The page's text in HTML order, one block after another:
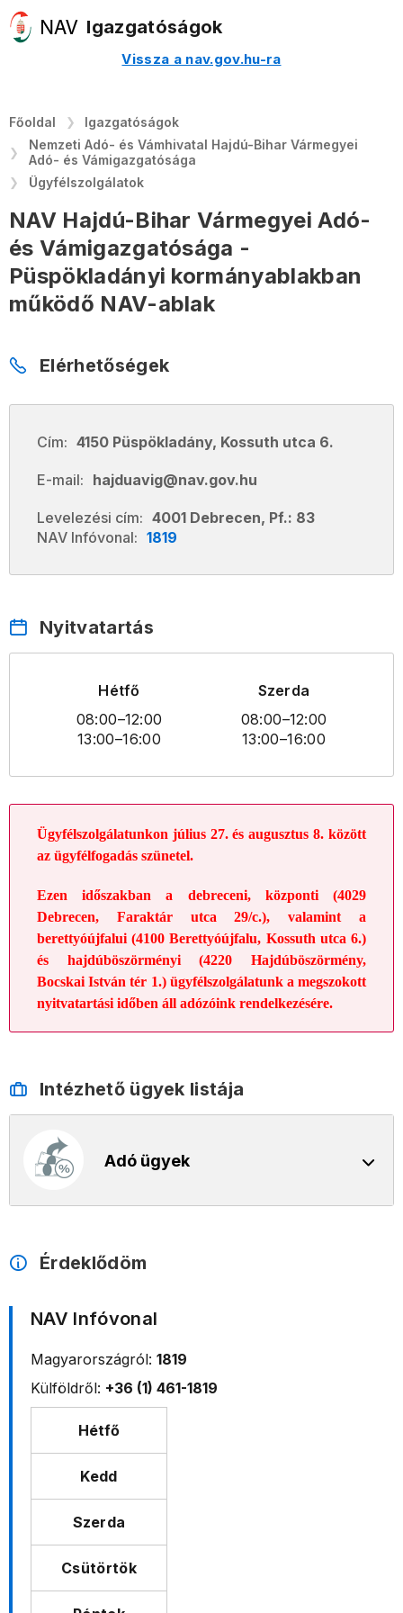
Igazgatóságok
Vissza a nav.gov.hu-ra
Főoldal
Igazgatóságok
Nemzeti Adó- és Vámhivatal Hajdú-Bihar Vármegyei
Adó- és Vámigazgatósága
Ügyfélszolgálatok
NAV Hajdú-Bihar Vármegyei Adó-
és Vámigazgatósága -
Püspökladányi kormányablakban
működő NAV-ablak
Elérhetőségek
Cím: 4150 Püspökladány, Kossuth utca 6.
E-mail: hajduavig@nav.gov.hu
Levelezési cím: 4001 Debrecen, Pf.: 83
NAV Infóvonal: 1819
Nyitvatartás
Hétfő
08:00–12:00
13:00–16:00
Szerda
08:00–12:00
13:00–16:00
Ügyfélszolgálatunkon július 27. és augusztus 8. között
az ügyfélfogadás szünetel.
Ezen időszakban a debreceni, központi (4029
Debrecen, Faraktár utca 29/c.), valamint a
berettyóújfalui (4100 Berettyóújfalu, Kossuth utca 6.)
és hajdúböszörményi (4220 Hajdúböszörmény,
Bocskai István tér 1.) ügyfélszolgálatunk a megszokott
nyitvatartási időben áll adózóink rendelkezésére.
Intézhető ügyek listája
Adó ügyek
Érdeklődöm
NAV Infóvonal
Magyarországról: 1819
Külföldről: +36 (1) 461-1819
Hétfő
Kedd
Szerda
Csütörtök